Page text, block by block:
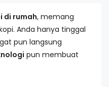
di rumah, memang
Anda hanya tinggal
pun langsung
pun membuat